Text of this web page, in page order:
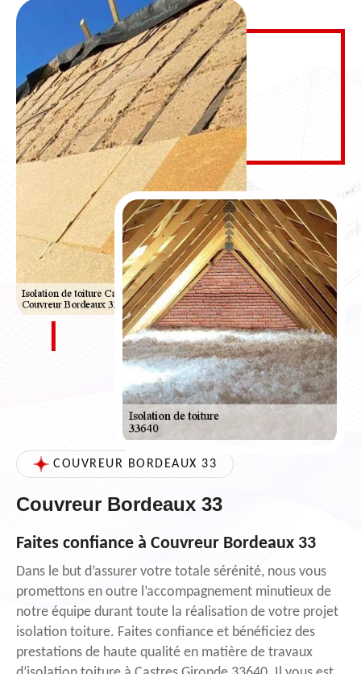
COUVREUR BORDEAUX 33
Couvreur Bordeaux 33
Faites confiance à Couvreur Bordeaux 33
Dans le but d’assurer votre totale sérénité, nous vous
promettons en outre l’accompagnement minutieux de
notre équipe durant toute la réalisation de votre projet
isolation toiture. Faites confiance et bénéficiez des
prestations de haute qualité en matière de travaux